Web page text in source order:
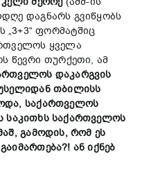
დაგნარს გვიწყობს
ფორმატშიც
ყველა
წევრი თურქეთი, ამ
დაკარგვის
თბილისს
, საქართველოს
საკითხს საქართველოს
,გამოდის,რომ ეს
გაიმართება?! ან იქნებ